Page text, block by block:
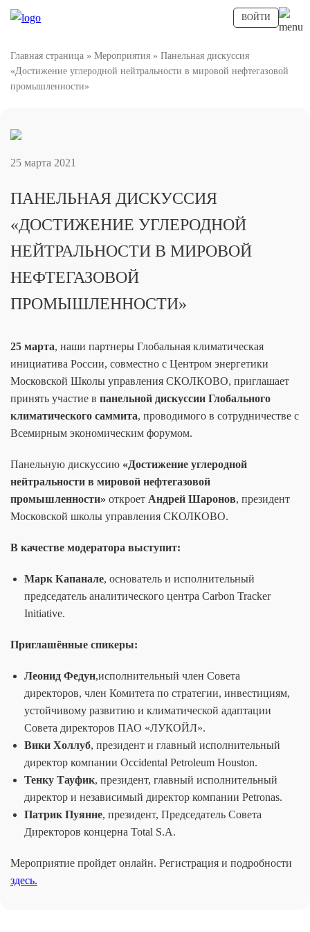
ВОЙТИ
Главная страница » Мероприятия » Панельная дискуссия
«Достижение углеродной нейтральности в мировой нефтегазовой
промышленности»
25 марта 2021
ПАНЕЛЬНАЯ ДИСКУССИЯ
«ДОСТИЖЕНИЕ УГЛЕРОДНОЙ
НЕЙТРАЛЬНОСТИ В МИРОВОЙ
НЕФТЕГАЗОВОЙ
ПРОМЫШЛЕННОСТИ»
25 марта, наши партнеры Глобальная климатическая
инициатива России, совместно с Центром энергетики
Московской Школы управления СКОЛКОВО, приглашает
принять участие в панельной дискуссии Глобального
климатического саммита, проводимого в сотрудничестве с
Всемирным экономическим форумом.
Панельную дискуссию «Достижение углеродной
нейтральности в мировой нефтегазовой
промышленности» откроет Андрей Шаронов, президент
Московской школы управления СКОЛКОВО.
В качестве модератора выступит:
Марк Капанале, основатель и исполнительный
председатель аналитического центра Carbon Tracker
Initiative.
Приглашённые спикеры:
Леонид Федун,исполнительный член Совета
директоров, член Комитета по стратегии, инвестициям,
устойчивому развитию и климатической адаптации
Совета директоров ПАО «ЛУКОЙЛ».
Вики Холлуб, президент и главный исполнительный
директор компании Occidental Petroleum Houston.
Тенку Тауфик, президент, главный исполнительный
директор и независимый директор компании Petronas.
Патрик Пуянне, президент, Председатель Совета
Директоров концерна Total S.A.
Мероприятие пройдет онлайн. Регистрация и подробности
здесь.